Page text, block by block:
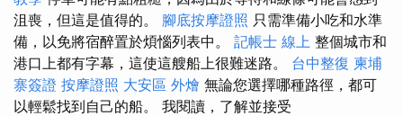
沮喪，但這是值得的。 腳底按摩證照 只需準備小吃和水準
備，以免將宿醉置於煩惱列表中。 記帳士 線上 整個城市和
港口上都有字幕，這使這艘船上很難迷路。 台中整復 柬埔
寨簽證 按摩證照 大安區 外燴 無論您選擇哪種路徑，都可
以輕鬆找到自己的船。 我閱讀，了解並接受